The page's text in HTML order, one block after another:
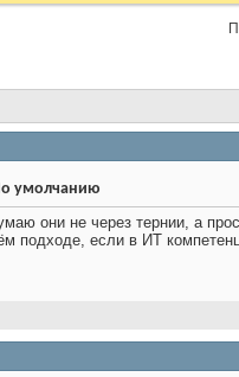
они не через тернии, а
подходе, если в ИТ